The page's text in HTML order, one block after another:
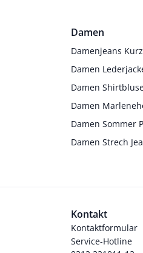
Damen
Damenjeans
Damen
Damen
Damen
Damen Sommer
Damen Strech
Kontakt
Kontaktformular
Service-Hotline